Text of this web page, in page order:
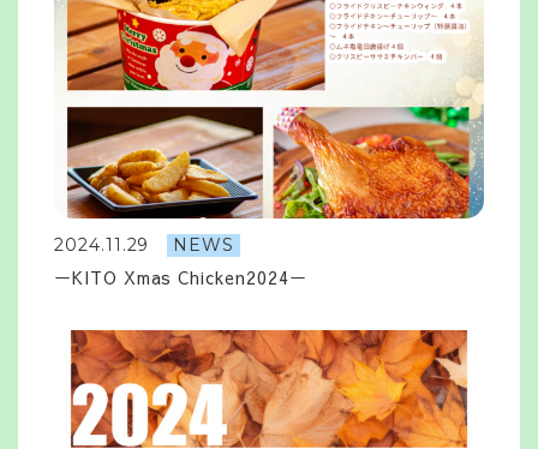
2024.11.29 NEWS
ーKITO Xmas Chicken2024ー